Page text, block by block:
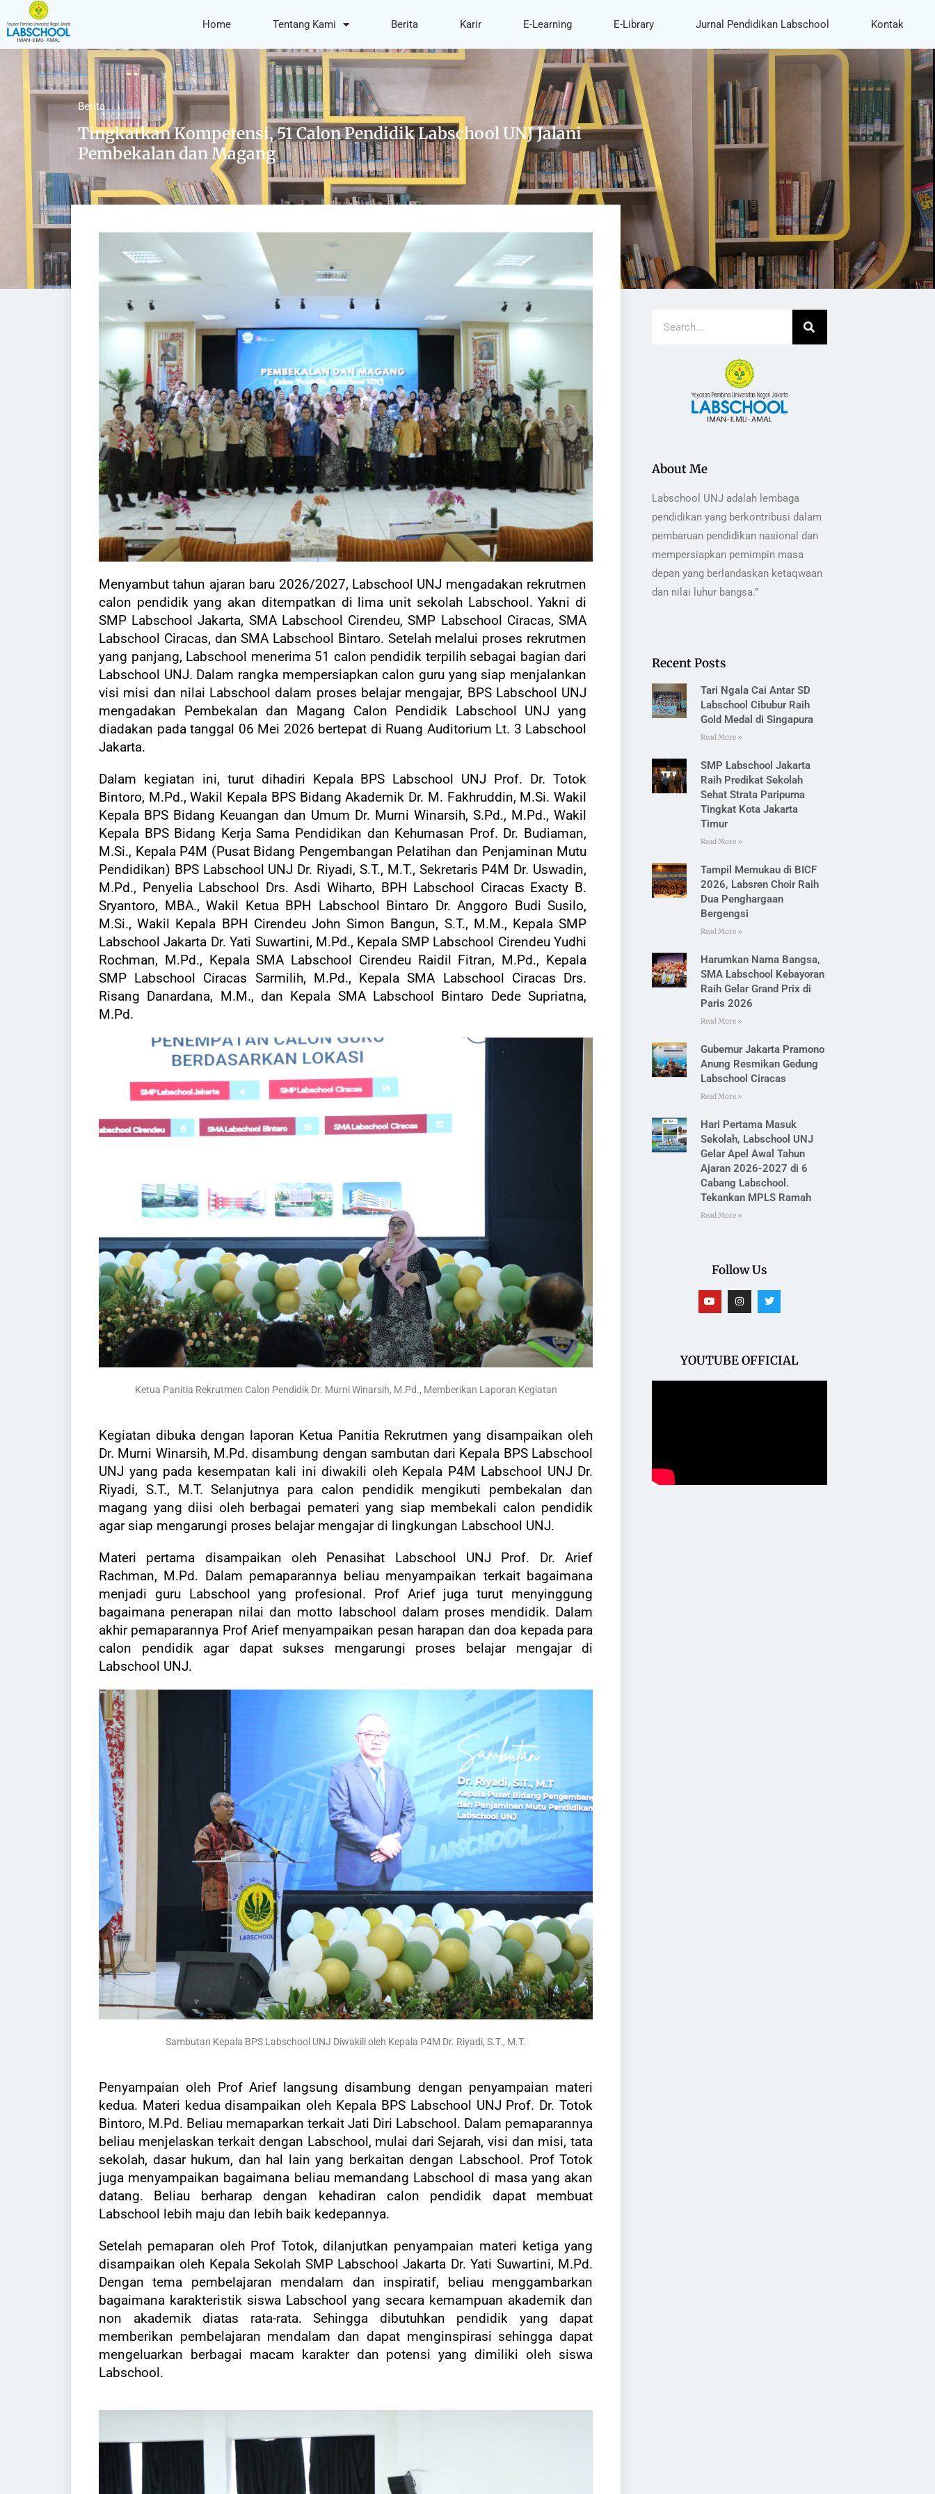
Home Tentang Kami Berita Karir E-Learning E-Library Jurnal Pendidikan Labschool Kontak
Berita
Tingkatkan Kompetensi, 51 Calon Pendidik Labschool UNJ Jalani
Pembekalan dan Magang
Menyambut tahun ajaran baru 2026/2027, Labschool UNJ mengadakan rekrutmen
calon pendidik yang akan ditempatkan di lima unit sekolah Labschool. Yakni di
SMP Labschool Jakarta, SMA Labschool Cirendeu, SMP Labschool Ciracas, SMA
Labschool Ciracas, dan SMA Labschool Bintaro. Setelah melalui proses rekrutmen
yang panjang, Labschool menerima 51 calon pendidik terpilih sebagai bagian dari
Labschool UNJ. Dalam rangka mempersiapkan calon guru yang siap menjalankan
visi misi dan nilai Labschool dalam proses belajar mengajar, BPS Labschool UNJ
mengadakan Pembekalan dan Magang Calon Pendidik Labschool UNJ yang
diadakan pada tanggal 06 Mei 2026 bertepat di Ruang Auditorium Lt. 3 Labschool
Jakarta.
Dalam kegiatan ini, turut dihadiri Kepala BPS Labschool UNJ Prof. Dr. Totok
Bintoro, M.Pd., Wakil Kepala BPS Bidang Akademik Dr. M. Fakhruddin, M.Si. Wakil
Kepala BPS Bidang Keuangan dan Umum Dr. Murni Winarsih, S.Pd., M.Pd., Wakil
Kepala BPS Bidang Kerja Sama Pendidikan dan Kehumasan Prof. Dr. Budiaman,
M.Si., Kepala P4M (Pusat Bidang Pengembangan Pelatihan dan Penjaminan Mutu
Pendidikan) BPS Labschool UNJ Dr. Riyadi, S.T., M.T., Sekretaris P4M Dr. Uswadin,
M.Pd., Penyelia Labschool Drs. Asdi Wiharto, BPH Labschool Ciracas Exacty B.
Sryantoro, MBA., Wakil Ketua BPH Labschool Bintaro Dr. Anggoro Budi Susilo,
M.Si., Wakil Kepala BPH Cirendeu John Simon Bangun, S.T., M.M., Kepala SMP
Labschool Jakarta Dr. Yati Suwartini, M.Pd., Kepala SMP Labschool Cirendeu Yudhi
Rochman, M.Pd., Kepala SMA Labschool Cirendeu Raidil Fitran, M.Pd., Kepala
SMP Labschool Ciracas Sarmilih, M.Pd., Kepala SMA Labschool Ciracas Drs.
Risang Danardana, M.M.,dan Kepala SMA Labschool Bintaro Dede Supriatna,
M.Pd.
Ketua Panitia Rekrutmen Calon Pendidik Dr. Murni Winarsih, M.Pd., Memberikan Laporan Kegiatan
Kegiatan dibuka dengan laporan Ketua Panitia Rekrutmen yang disampaikan oleh
Dr. Murni Winarsih, M.Pd. disambung dengan sambutan dari Kepala BPS Labschool
UNJ yang pada kesempatan kali ini diwakili oleh Kepala P4M Labschool UNJ Dr.
Riyadi, S.T., M.T. Selanjutnya para calon pendidik mengikuti pembekalan dan
magang yang diisi oleh berbagai pemateri yang siap membekali calon pendidik
agar siap mengarungi proses belajar mengajar di lingkungan Labschool UNJ.
Materi pertama disampaikan oleh Penasihat Labschool UNJ Prof. Dr. Arief
Rachman, M.Pd. Dalam pemaparannya beliau menyampaikan terkait bagaimana
menjadi guru Labschool yang profesional. Prof Arief juga turut menyinggung
bagaimana penerapan nilai dan motto labschool dalam proses mendidik. Dalam
akhir pemaparannya Prof Arief menyampaikan pesan harapan dan doa kepada para
calon pendidik agar dapat sukses mengarungi proses belajar mengajar di
Labschool UNJ.
Sambutan Kepala BPS Labschool UNJ Diwakili oleh Kepala P4M Dr. Riyadi, S.T., M.T.
Penyampaian oleh Prof Arief langsung disambung dengan penyampaian materi
kedua. Materi kedua disampaikan oleh Kepala BPS Labschool UNJ Prof. Dr. Totok
Bintoro, M.Pd. Beliau memaparkan terkait Jati Diri Labschool. Dalam pemaparannya
beliau menjelaskan terkait dengan Labschool, mulai dari Sejarah, visi dan misi, tata
sekolah, dasar hukum, dan hal lain yang berkaitan dengan Labschool. Prof Totok
juga menyampaikan bagaimana beliau memandang Labschool di masa yang akan
datang. Beliau berharap dengan kehadiran calon pendidik dapat membuat
Labschool lebih maju dan lebih baik kedepannya.
Setelah pemaparan oleh Prof Totok, dilanjutkan penyampaian materi ketiga yang
disampaikan oleh Kepala Sekolah SMP Labschool Jakarta Dr. Yati Suwartini, M.Pd.
Dengan tema pembelajaran mendalam dan inspiratif, beliau menggambarkan
bagaimana karakteristik siswa Labschool yang secara kemampuan akademik dan
non akademik diatas rata-rata. Sehingga dibutuhkan pendidik yang dapat
memberikan pembelajaran mendalam dan dapat menginspirasi sehingga dapat
mengeluarkan berbagai macam karakter dan potensi yang dimiliki oleh siswa
Labschool.
About Me
Labschool UNJ adalah lembaga
pendidikan yang berkontribusi dalam
pembaruan pendidikan nasional dan
mempersiapkan pemimpin masa
depan yang berlandaskan ketaqwaan
dan nilai luhur bangsa.”
Recent Posts
Tari Ngala Cai Antar SD
Labschool Cibubur Raih
Gold Medal di Singapura
Read More »
SMP Labschool Jakarta
Raih Predikat Sekolah
Sehat Strata Paripurna
Tingkat Kota Jakarta
Timur
Read More »
Tampil Memukau di BICF
2026, Labsren Choir Raih
Dua Penghargaan
Bergengsi
Read More »
Harumkan Nama Bangsa,
SMA Labschool Kebayoran
Raih Gelar Grand Prix di
Paris 2026
Read More »
Gubernur Jakarta Pramono
Anung Resmikan Gedung
Labschool Ciracas
Read More »
Hari Pertama Masuk
Sekolah, Labschool UNJ
Gelar Apel Awal Tahun
Ajaran 2026-2027 di 6
Cabang Labschool.
Tekankan MPLS Ramah
Read More »
Follow Us
YOUTUBE OFFICIAL